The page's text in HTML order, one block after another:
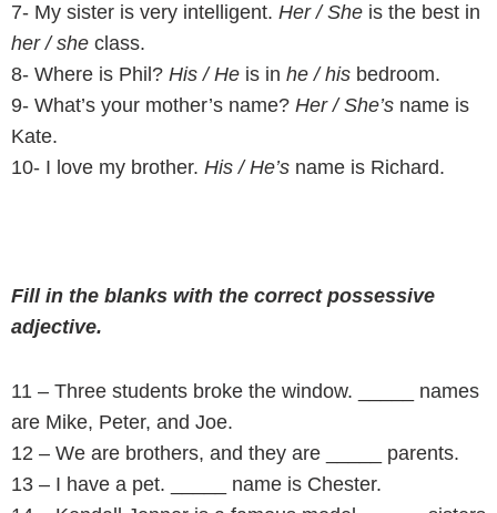
7- My sister is very intelligent. Her / She is the best in
her / she class.
8- Where is Phil? His / He is in he / his bedroom.
9- What’s your mother’s name? Her / She’s name is
Kate.
10- I love my brother. His / He’s name is Richard.
Fill in the blanks with the correct possessive
adjective.
11 – Three students broke the window. _____ names
are Mike, Peter, and Joe.
12 – We are brothers, and they are _____ parents.
13 – I have a pet. _____ name is Chester.